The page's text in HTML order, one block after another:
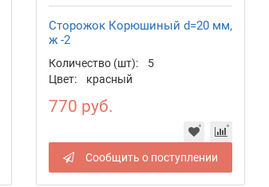
Сторожок Корюшиный d=20 мм,
ж -2
Количество (шт):
5
Цвет:
красный
770 руб.
Сообщить о поступлении